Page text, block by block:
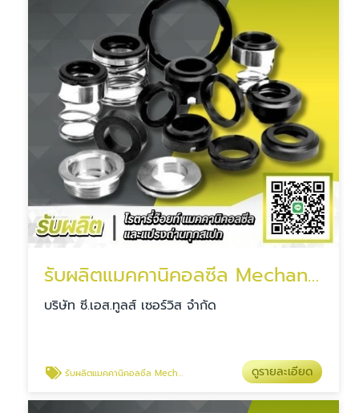
รับผลิตแมคคานิคอลซีล Mechanical Seal
บริษัท ซี.เอส.ทูลส์ เซอร์วิส จำกัด
รับผลิตแมคคานิคอลซีล Mechanical Seal ดูรายละเอียด